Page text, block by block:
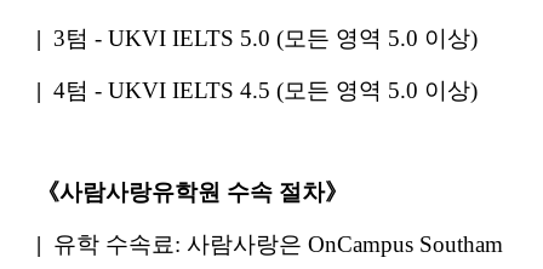
| 3텀 - UKVI IELTS 5.0 (모든 영역 5.0 이상)
| 4텀 - UKVI IELTS 4.5 (모든 영역 5.0 이상)
《사람사랑유학원 수속 절차》
| 유학 수속료: 사람사랑은 OnCampus Southam